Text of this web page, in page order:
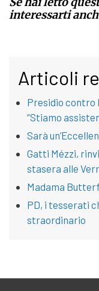
interessarti
Articoli
Presidio contro
“Stiamo
Sarà
Gatti Mézzi,
stasera alle
Madama
PD, i tesserati
straordinario